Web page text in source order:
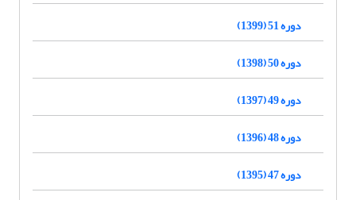
دوره 51 (1399)
دوره 50 (1398)
دوره 49 (1397)
دوره 48 (1396)
دوره 47 (1395)